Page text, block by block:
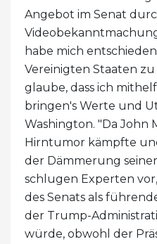
Angebot im Senat
habe mich
Vereinigten Staaten
glaube, dass ich
bringen's Werte und
Washington. "Da John
Hirntumor kämpfte
der Dämmerung
schlugen Experten
des Senats als
der Trump-
würde, obwohl der